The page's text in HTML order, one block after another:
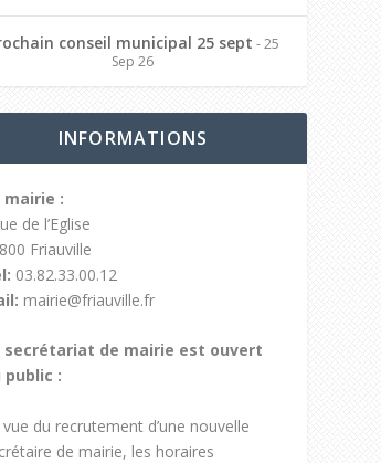
conseil municipal 25 sept - 25
Sep 26
INFORMATIONS
mairie :
de l’Eglise
Friauville
03.82.33.00.12
mairie@friauville.fr
secrétariat de mairie est ouvert
public :
vue du recrutement d’une nouvelle
de mairie, les horaires